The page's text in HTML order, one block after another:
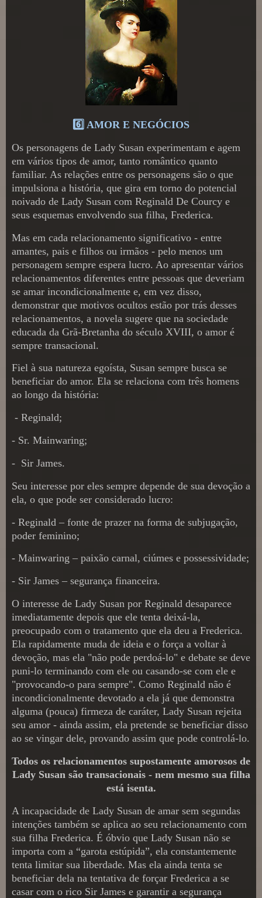
6️⃣ AMOR E NEGÓCIOS
Os personagens de Lady Susan experimentam e agem
em vários tipos de amor, tanto romântico quanto
familiar. As relações entre os personagens são o que
impulsiona a história, que gira em torno do potencial
noivado de Lady Susan com Reginald De Courcy e
seus esquemas envolvendo sua filha, Frederica.
Mas em cada relacionamento significativo - entre
amantes, pais e filhos ou irmãos - pelo menos um
personagem sempre espera lucro. Ao apresentar vários
relacionamentos diferentes entre pessoas que deveriam
se amar incondicionalmente e, em vez disso,
demonstrar que motivos ocultos estão por trás desses
relacionamentos, a novela sugere que na sociedade
educada da Grã-Bretanha do século XVIII, o amor é
sempre transacional.
Fiel à sua natureza egoísta, Susan sempre busca se
beneficiar do amor. Ela se relaciona com três homens
ao longo da história:
- Reginald;
- Sr. Mainwaring;
- Sir James.
Seu interesse por eles sempre depende de sua devoção a
ela, o que pode ser considerado lucro:
- Reginald – fonte de prazer na forma de subjugação,
poder feminino;
- Mainwaring – paixão carnal, ciúmes e possessividade;
- Sir James – segurança financeira.
O interesse de Lady Susan por Reginald desaparece
imediatamente depois que ele tenta deixá-la,
preocupado com o tratamento que ela deu a Frederica.
Ela rapidamente muda de ideia e o força a voltar à
devoção, mas ela "não pode perdoá-lo" e debate se deve
puni-lo terminando com ele ou casando-se com ele e
"provocando-o para sempre". Como Reginald não é
incondicionalmente devotado a ela já que demonstra
alguma (pouca) firmeza de caráter, Lady Susan rejeita
seu amor - ainda assim, ela pretende se beneficiar disso
ao se vingar dele, provando assim que pode controlá-lo.
Todos os relacionamentos supostamente amorosos de
Lady Susan são transacionais - nem mesmo sua filha
está isenta.
A incapacidade de Lady Susan de amar sem segundas
intenções também se aplica ao seu relacionamento com
sua filha Frederica. É óbvio que Lady Susan não se
importa com a “garota estúpida”, ela constantemente
tenta limitar sua liberdade. Mas ela ainda tenta se
beneficiar dela na tentativa de forçar Frederica a se
casar com o rico Sir James e garantir a segurança